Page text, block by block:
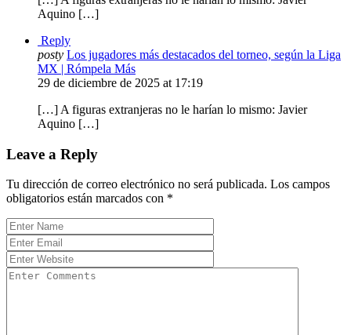
Aquino […]
Reply
posty Los jugadores más destacados del torneo, según la Liga
MX | Rómpela Más
29 de diciembre de 2025 at 17:19
[…] A figuras extranjeras no le harían lo mismo: Javier
Aquino […]
Leave a Reply
Tu dirección de correo electrónico no será publicada. Los campos
obligatorios están marcados con *